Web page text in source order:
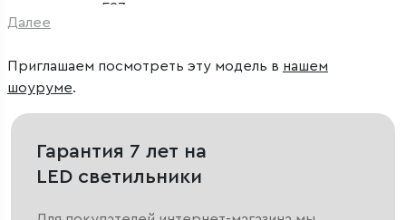
цоколем Е27.
Европейский бренд TK Lighting обеспечивает
Далее
Приглашаем посмотреть эту модель в нашем
шоуруме.
Гарантия 7 лет на
LED светильники